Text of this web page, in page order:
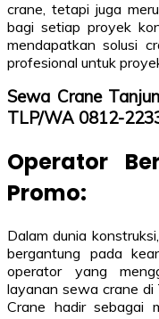
crane, tetapi juga
bagi setiap proyek
mendapatkan solusi
profesional untuk
Sewa Crane
TLP/WA 0812-
Operator
Promo:
Dalam dunia
bergantung pada
operator yang
layanan sewa crane di
Crane hadir sebagai